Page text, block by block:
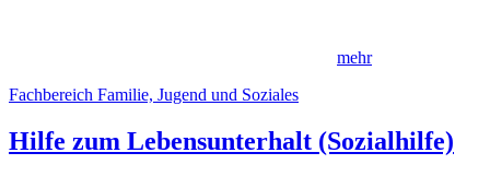
mehr
Fachbereich Familie, Jugend und Soziales
Hilfe zum Lebensunterhalt (Sozialhilfe)